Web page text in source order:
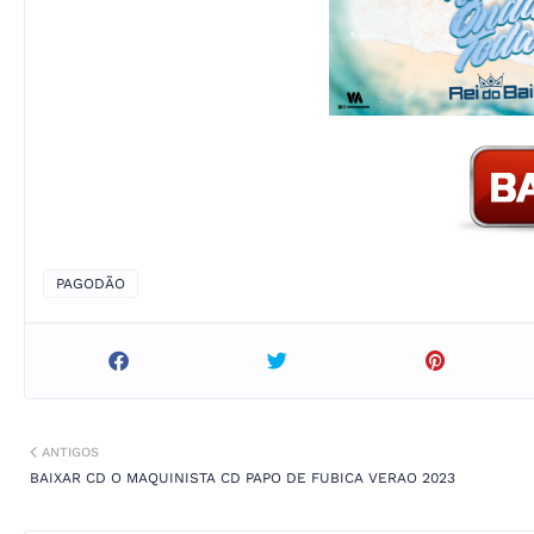
PAGODÃO
ANTIGOS
BAIXAR CD O MAQUINISTA CD PAPO DE FUBICA VERAO 2023